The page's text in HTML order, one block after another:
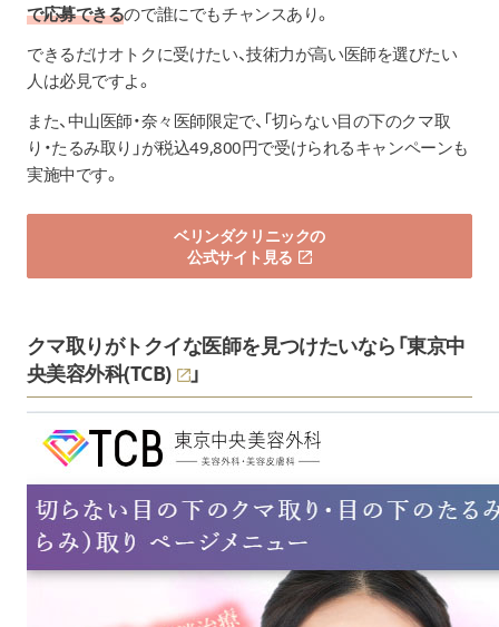
で応募できるので誰にでもチャンスあり。
できるだけオトクに受けたい、技術力が高い医師を選びたい
人は必見ですよ。
また、中山医師・奈々医師限定で、「切らない目の下のクマ取
り・たるみ取り」が税込49,800円で受けられるキャンペーンも
実施中です。
ベリンダクリニックの
公式サイト見る
クマ取りがトクイな医師を見つけたいなら「東京中
央美容外科(TCB)
」